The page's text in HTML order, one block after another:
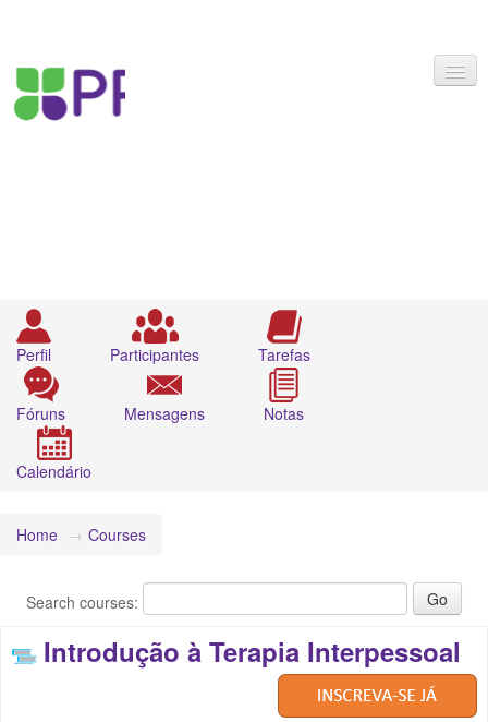
Perfil Participantes Tarefas
Fóruns Mensagens Notas
Calendário
Home → Courses
Search courses:
Introdução à Terapia Interpessoal